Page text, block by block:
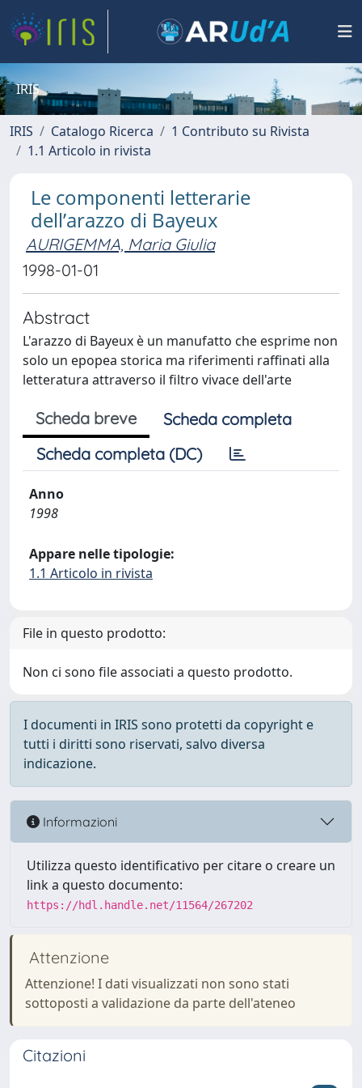
IRIS
IRIS Catalogo Ricerca
1 Contributo su Rivista
1.1 Articolo in rivista
Le componenti letterarie
dell’arazzo di Bayeux
AURIGEMMA, Maria Giulia
1998-01-01
Abstract
L'arazzo di Bayeux è un manufatto che esprime non
solo un epopea storica ma riferimenti raffinati alla
letteratura attraverso il filtro vivace dell'arte
Scheda breve
Scheda completa
Scheda completa (DC)
Anno
1998
Appare nelle tipologie:
1.1 Articolo in rivista
File in questo prodotto:
Non ci sono file associati a questo prodotto.
I documenti in IRIS sono protetti da copyright e
tutti i diritti sono riservati, salvo diversa
indicazione.
Informazioni
Utilizza questo identificativo per citare o creare un
link a questo documento:
https://hdl.handle.net/11564/267202
Attenzione
Attenzione! I dati visualizzati non sono stati
sottoposti a validazione da parte dell'ateneo
Citazioni